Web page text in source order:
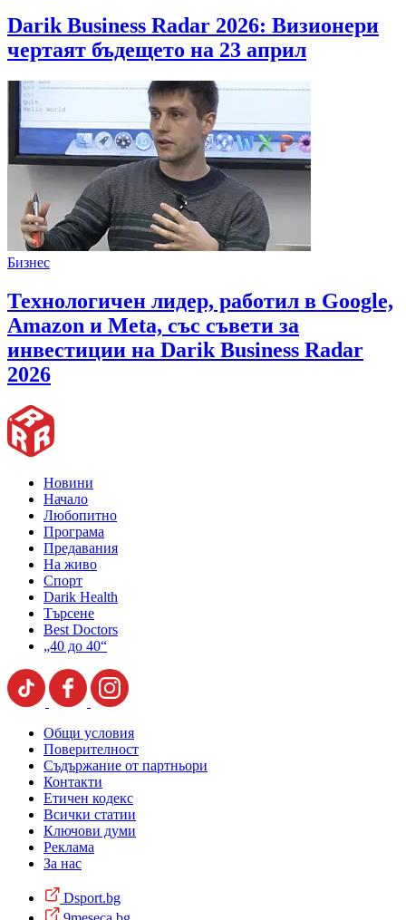
Darik Business Radar 2026: Визионери
чертаят бъдещето на 23 април
Бизнес
Технологичен лидер, работил в Google,
Amazon и Meta, със съвети за
инвестиции на Darik Business Radar
2026
Новини
Начало
Любопитно
Програма
Предавания
На живо
Спорт
Darik Health
Търсене
Best Doctors
„40 до 40“
Общи условия
Поверителност
Съдържание от партньори
Контакти
Етичен кодекс
Всички статии
Ключови думи
Реклама
За нас
Dsport.bg